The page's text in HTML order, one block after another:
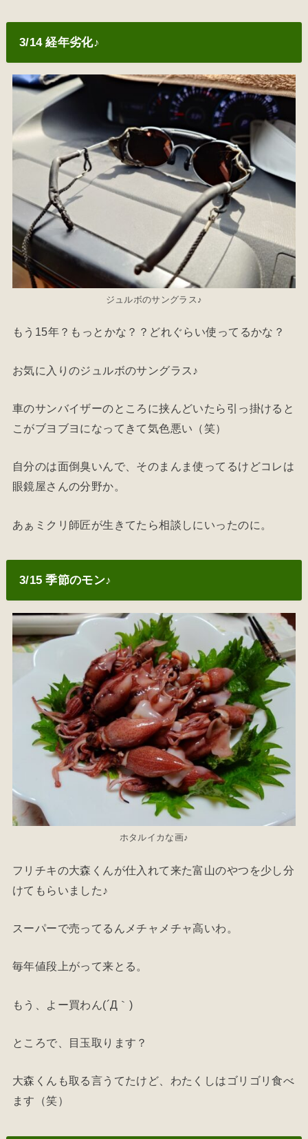
3/14 経年劣化♪
ジュルボのサングラス♪
もう15年？もっとかな？？どれぐらい使ってるかな？
お気に入りのジュルボのサングラス♪
車のサンバイザーのところに挟んどいたら引っ掛けると
こがブヨブヨになってきて気色悪い（笑）
自分のは面倒臭いんで、そのまんま使ってるけどコレは
眼鏡屋さんの分野か。
あぁミクリ師匠が生きてたら相談しにいったのに。
3/15 季節のモン♪
ホタルイカな画♪
フリチキの大森くんが仕入れて来た富山のやつを少し分
けてもらいました♪
スーパーで売ってるんメチャメチャ高いわ。
毎年値段上がって来とる。
もう、よー買わん(´Д｀)
ところで、目玉取ります？
大森くんも取る言うてたけど、わたくしはゴリゴリ食べ
ます（笑）